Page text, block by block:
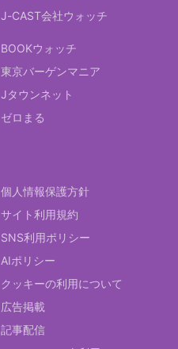
J-CAST会社ウォッチ
BOOKウォッチ
東京バーゲンマニア
Jタウンネット
ゼロまる
個人情報保護方針
サイト利用規約
SNS利用ポリシー
AIポリシー
クッキーの利用について
広告掲載
記事配信